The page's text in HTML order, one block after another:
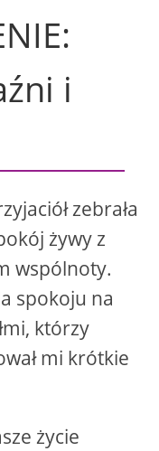
i
zebrała
żywy z
wspólnoty.
spokoju na
którzy
mi krótkie
życie